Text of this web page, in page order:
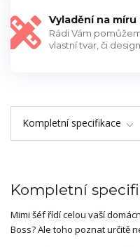
Vyladění na míru
Rádi Vám
vlastní tvar, či
Kompletní specifikace
Kompletní
Mimi šéf řídí celou vaší
Boss? Ale toho poznat určitě